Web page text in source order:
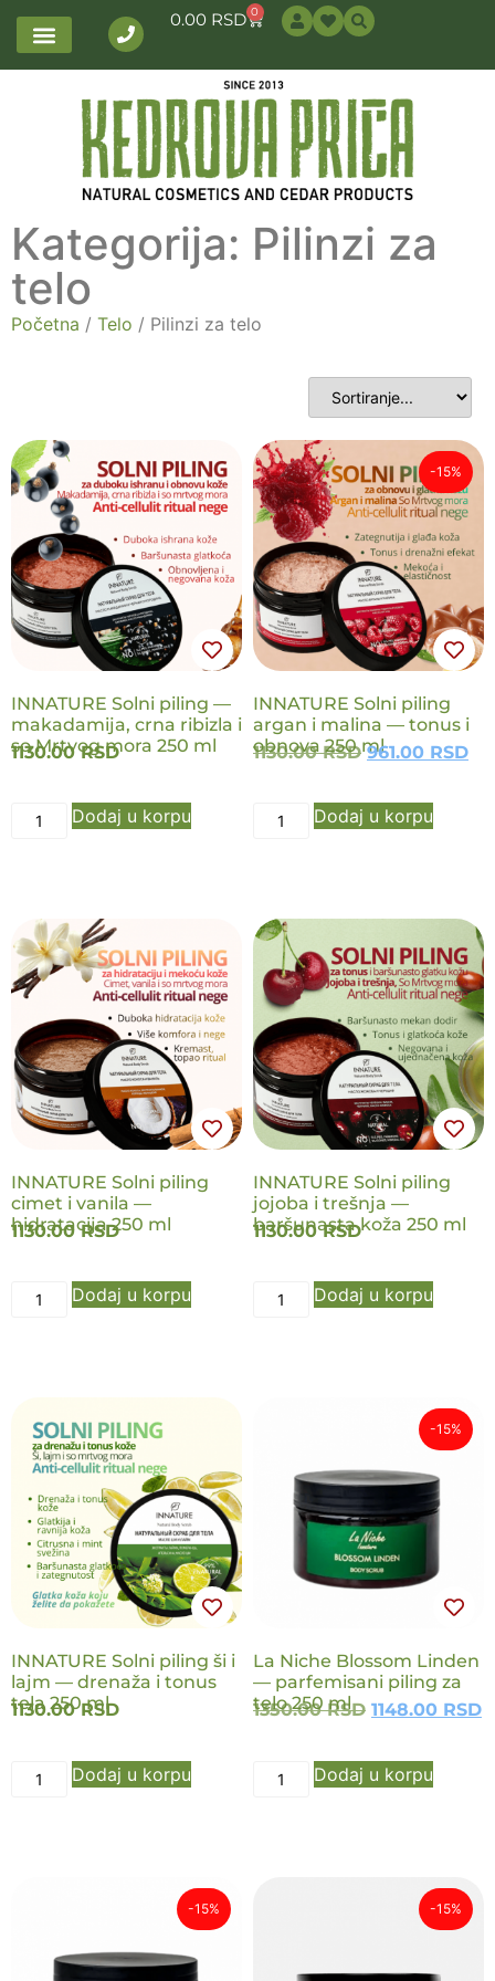
0.00 RSD 0
Kategorija: Pilinzi za
telo
Početna / Telo / Pilinzi za telo
NOVO
INNATURE Solni piling —
makadamija, crna ribizla i
so Mrtvog mora 250 ml
1130.00RSD
Dodaj u korpu
NOVO
-15%
INNATURE Solni piling
argan i malina — tonus i
obnova 250 ml
1130.00RSD 961.00 RSD
Dodaj u korpu
NOVO
INNATURE Solni piling
cimet i vanila —
hidratacija 250 ml
1130.00RSD
Dodaj u korpu
NOVO
INNATURE Solni piling
jojoba i trešnja —
baršunasta koža 250 ml
1130.00RSD
Dodaj u korpu
NOVO
INNATURE Solni piling ši i
lajm — drenaža i tonus
tela 250 ml
1130.00RSD
Dodaj u korpu
NOVO
-15%
La Niche Blossom Linden
— parfemisani piling za
telo 250 ml
1350.00RSD 1148.00 RSD
Dodaj u korpu
-15% -15%